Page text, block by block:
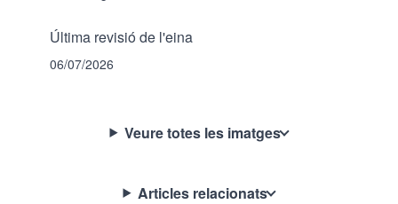
Última revisió de l'eina
06/07/2026
Veure totes les imatges
Articles relacionats